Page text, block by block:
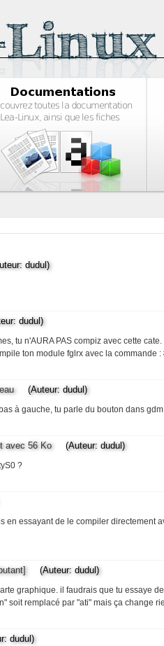
dudul)
dudul)
tu n'AURA PAS compiz avec cette
ton module fglrx avec la commande
(Auteur: dudul)
à gauche, tu parle du bouton dans
avec 56 Ko(Auteur: dudul)
?
en essayant de le compiler directement
(Auteur: dudul)
graphique. il faudrais que tu essaye
soit remplacé par "ati" mais ça change
dudul)